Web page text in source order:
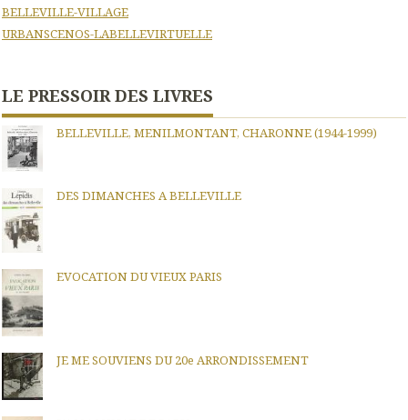
BELLEVILLE-VILLAGE
URBANSCENOS-LABELLEVIRTUELLE
LE PRESSOIR DES LIVRES
BELLEVILLE, MENILMONTANT, CHARONNE (1944-1999)
DES DIMANCHES A BELLEVILLE
EVOCATION DU VIEUX PARIS
JE ME SOUVIENS DU 20e ARRONDISSEMENT